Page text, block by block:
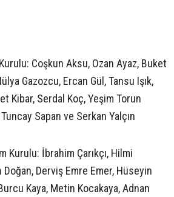
Coşkun Aksu, Ozan Ayaz, Buket
Gazozcu, Ercan Gül, Tansu Işık,
Kibar, Serdal Koç, Yeşim Torun
Sapan ve Serkan Yalçın
Kurulu: İbrahim Çarıkçı, Hilmi
Derviş Emre Emer, Hüseyin
Kaya, Metin Kocakaya, Adnan